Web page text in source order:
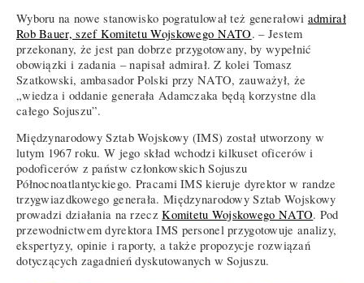
Wyboru na nowe stanowisko pogratulował też generałowi admirał
Rob Bauer, szef Komitetu Wojskowego NATO. – Jestem
przekonany, że jest pan dobrze przygotowany, by wypełnić
obowiązki i zadania – napisał admirał. Z kolei Tomasz
Szatkowski, ambasador Polski przy NATO, zauważył, że
„wiedza i oddanie generała Adamczaka będą korzystne dla
całego Sojuszu”.
Międzynarodowy Sztab Wojskowy (IMS) został utworzony w
lutym 1967 roku. W jego skład wchodzi kilkuset oficerów i
podoficerów z państw członkowskich Sojuszu
Północnoatlantyckiego. Pracami IMS kieruje dyrektor w randze
trzygwiazdkowego generała. Międzynarodowy Sztab Wojskowy
prowadzi działania na rzeczKomitetu Wojskowego NATO. Pod
przewodnictwem dyrektora IMS personel przygotowuje analizy,
ekspertyzy, opinie i raporty, a także propozycje rozwiązań
dotyczących zagadnień dyskutowanych w Sojuszu.